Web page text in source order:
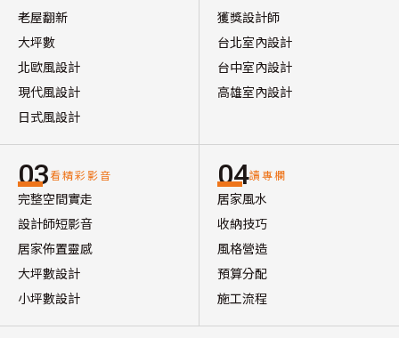
老屋翻新
大坪數
北歐風設計
現代風設計
日式風設計
獲獎設計師
台北室內設計
台中室內設計
高雄室內設計
03看精彩影音
完整空間實走
設計師短影音
居家佈置靈感
大坪數設計
小坪數設計
04讀專欄
居家風水
收納技巧
風格營造
預算分配
施工流程